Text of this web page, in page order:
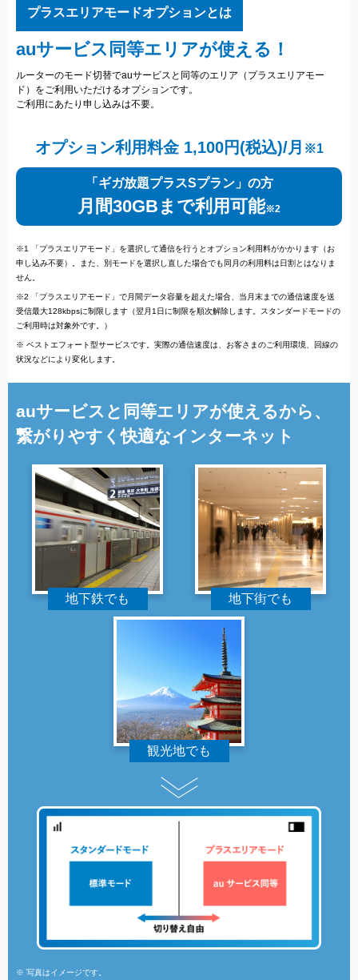
プラスエリアモードオプションとは
auサービス同等エリアが使える！
ルーターのモード切替でauサービスと同等のエリア（プラスエリアモー
ド）をご利用いただけるオプションです。
ご利用にあたり申し込みは不要。
オプション利用料金 1,100円(税込)/月 ※1
「ギガ放題プラスSプラン」の方
月間30GBまで利用可能※2
※1 「プラスエリアモード」を選択して通信を行うとオプション利用料がかかります（お
申し込み不要）。また、別モードを選択し直した場合でも同月の利用料は日割とはなりま
せん。
※2 「プラスエリアモード」で月間データ容量を超えた場合、当月末までの通信速度を送
受信最大128kbpsに制限します（翌月1日に制限を順次解除します。スタンダードモードの
ご利用時は対象外です。）
※ ベストエフォート型サービスです。実際の通信速度は、お客さまのご利用環境、回線の
状況などにより変化します。
auサービスと同等エリアが使えるから、
繋がりやすく快適なインターネット
地下鉄でも 地下街でも
観光地でも
※ 写真はイメージです。